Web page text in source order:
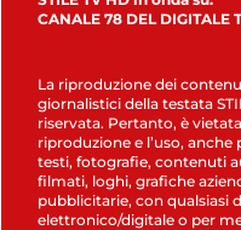
CANALE 78 DEL DIGITALE
La riproduzione dei
giornalistici della testata
riservata. Pertanto, è
riproduzione e l’uso, anche
testi, fotografie, contenuti
filmati, loghi, grafiche
pubblicitarie, con qualsiasi
elettronico/digitale o per